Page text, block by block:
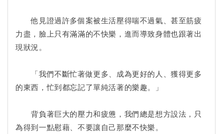
他見證過許多個案被生活壓得喘不過氣、甚至筋疲
力盡，臉上只有滿滿的不快樂，進而導致身體也跟著出
現狀況。
「我們不斷忙著做更多、成為更好的人、獲得更多
的東西，忙到都忘記了單純活著的樂趣。」
背負著巨大的壓力和疲憊，我們總是想方設法，只
為得到一點慰藉、不要讓自己那麼不快樂。